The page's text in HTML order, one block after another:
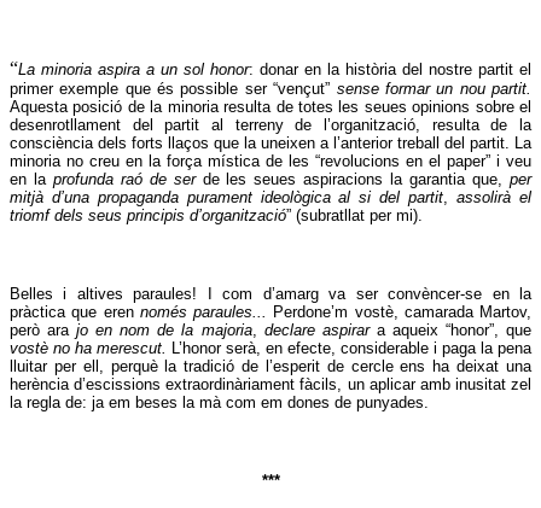
“La minoria aspira a un sol honor: donar en la història del nostre partit el
primer exemple que és possible ser “vençut” sense formar un nou partit.
Aquesta posició de la minoria resulta de totes les seues opinions sobre el
desenrotllament del partit al terreny de l’organització, resulta de la
consciència dels forts llaços que la uneixen a l’anterior treball del partit. La
minoria no creu en la força mística de les “revolucions en el paper” i veu
en la profunda raó de ser de les seues aspiracions la garantia que,per
mitjà d’una propaganda purament ideològica al si del partit,assolirà el
triomf dels seus principis d’organització” (subratllat per mi).
Belles i altives paraules! I com d’amarg va ser convèncer-se en la
pràctica que eren només paraules... Perdone’m vostè, camarada Martov,
però arajo en nom de la majoria, declare aspirar a aqueix “honor”, que
vostè no ha merescut. L’honor serà, en efecte, considerable i paga la pena
lluitar per ell, perquè la tradició de l’esperit de cercle ens ha deixat una
herència d’escissions extraordinàriament fàcils, un aplicar amb inusitat zel
la regla de: ja em beses la mà com em dones de punyades.
***